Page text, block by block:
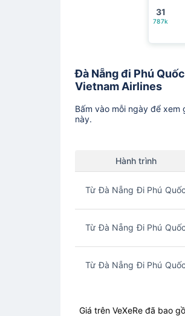
31
787k
Đà Nẵng đi Phú
Vietnam Airlines
Bấm vào mỗi ngày để
này.
Hành trình
Từ Đà Nẵng Đi Phú Quốc
Từ Đà Nẵng Đi Phú Quốc
Từ Đà Nẵng Đi Phú Quốc
Giá trên VeXeRe đã bao